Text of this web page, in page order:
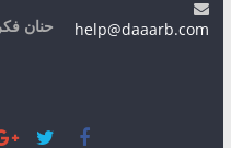
help@daaarb.com
حنان